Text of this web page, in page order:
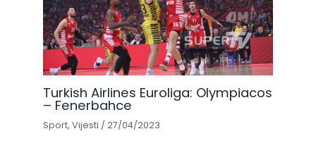
Turkish Airlines Euroliga: Olympiacos
– Fenerbahce
Sport,Vijesti /27/04/2023